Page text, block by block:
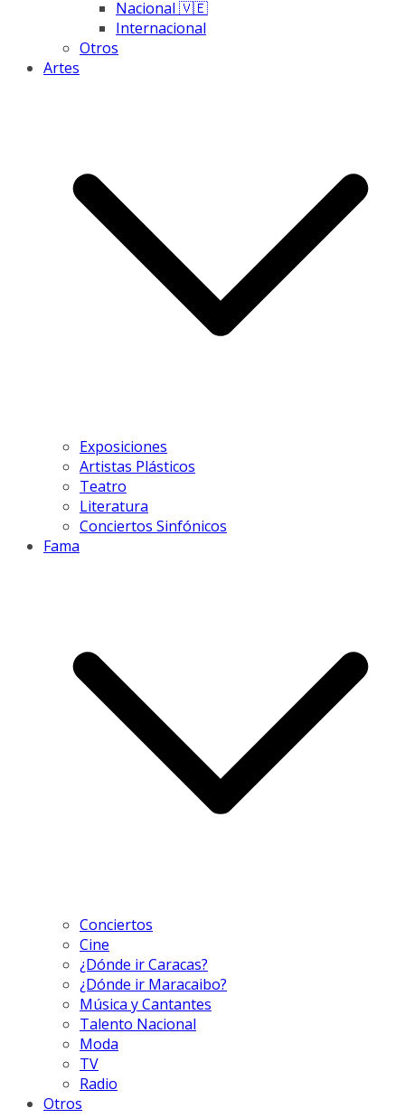
Nacional 🇻🇪
Internacional
Otros
Artes
Exposiciones
Artistas Plásticos
Teatro
Literatura
Conciertos Sinfónicos
Fama
Conciertos
Cine
¿Dónde ir Caracas?
¿Dónde ir Maracaibo?
Música y Cantantes
Talento Nacional
Moda
TV
Radio
Otros